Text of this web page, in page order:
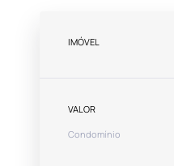
IMÓVEL
VALOR
Condomínio